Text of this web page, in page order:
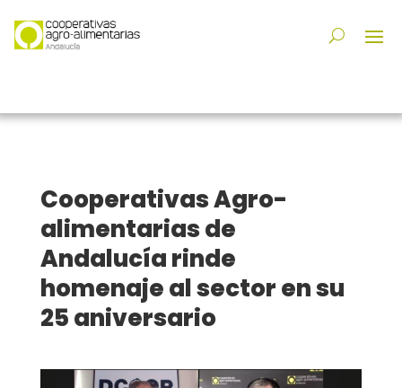
Cooperativas Agro-
alimentarias de
Andalucía rinde
homenaje al sector en su
25 aniversario